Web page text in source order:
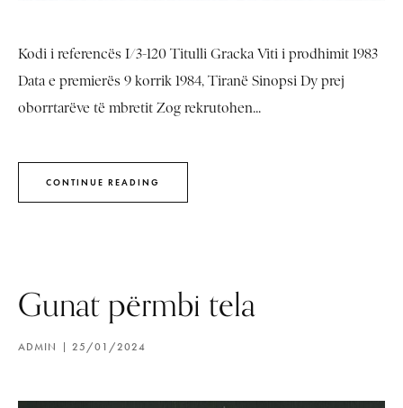
Kodi i referencës I/3-120 Titulli Gracka Viti i prodhimit 1983
Data e premierës 9 korrik 1984, Tiranë Sinopsi Dy prej
oborrtarëve të mbretit Zog rekrutohen...
CONTINUE READING
Gunat përmbi tela
ADMIN 25/01/2024